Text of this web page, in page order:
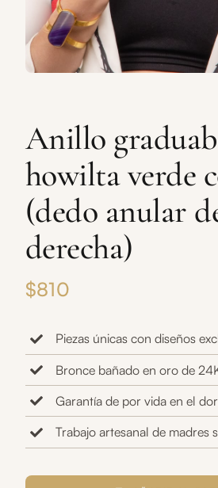
Anillo
howilta verde
(dedo anular
derecha)
$810
Piezas únicas con diseños
Bronce bañado en oro de
Garantía de por vida en el
Trabajo artesanal de madres